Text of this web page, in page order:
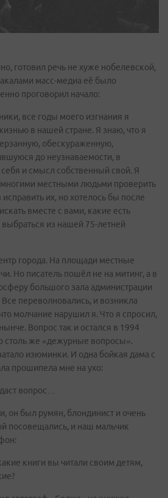
готовил речь не хуже нобелевской,
масс-медиа её было
проговорил начало:
все годы моего изгнания я
в нашей стране. Я знаю, что я
обескураженную,
до неузнаваемости, в
и смысл собственный свой. Я
многими местными людьми проверить
исправить их, но хотелось бы после
вместе с вами, какие есть
из нашей 75-летней
города. На площади местные
Но писатель пошёл не на митинг, а в
большого зала администрации
переволновались, и возникла
молчание нарушил я. Что я спросил,
Вопрос так и остался в 1994
столь же «дежурные вопросы».
изюминки. И одна бойкая дама с
прошипела мне на ухо:
вопрос…
он был румян, блондинист и очень
посовещались, и наш мальчик
книги вы читали своим детям,